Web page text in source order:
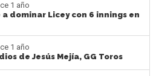
1 año
dominar Licey con 6 innings en
1 año
de Jesús Mejía, GG Toros